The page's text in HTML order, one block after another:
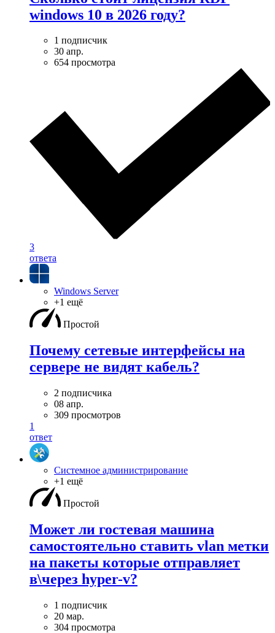
windows 10 в 2026 году?
1 подписчик
30 апр.
654 просмотра
3
ответа
Windows Server
+1 ещё
Простой
Почему сетевые интерфейсы на
сервере не видят кабель?
2 подписчика
08 апр.
309 просмотров
1
ответ
Системное администрирование
+1 ещё
Простой
Может ли гостевая машина
самостоятельно ставить vlan метки
на пакеты которые отправляет
в\через hyper-v?
1 подписчик
20 мар.
304 просмотра